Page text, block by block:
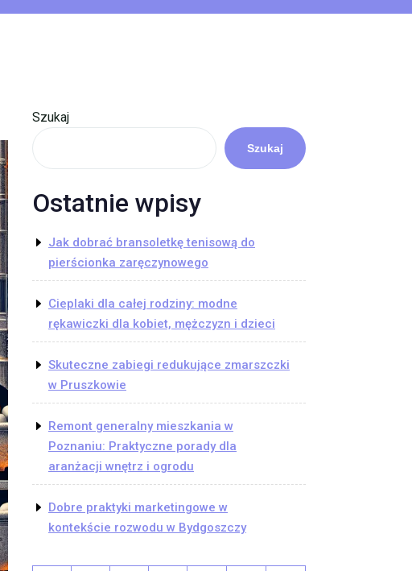
Szukaj
Szukaj
Ostatnie wpisy
Jak dobrać bransoletkę tenisową do
pierścionka zaręczynowego
Cieplaki dla całej rodziny: modne
rękawiczki dla kobiet, mężczyzn i dzieci
Skuteczne zabiegi redukujące zmarszczki
w Pruszkowie
Remont generalny mieszkania w
Poznaniu: Praktyczne porady dla
aranżacji wnętrz i ogrodu
Dobre praktyki marketingowe w
kontekście rozwodu w Bydgoszczy